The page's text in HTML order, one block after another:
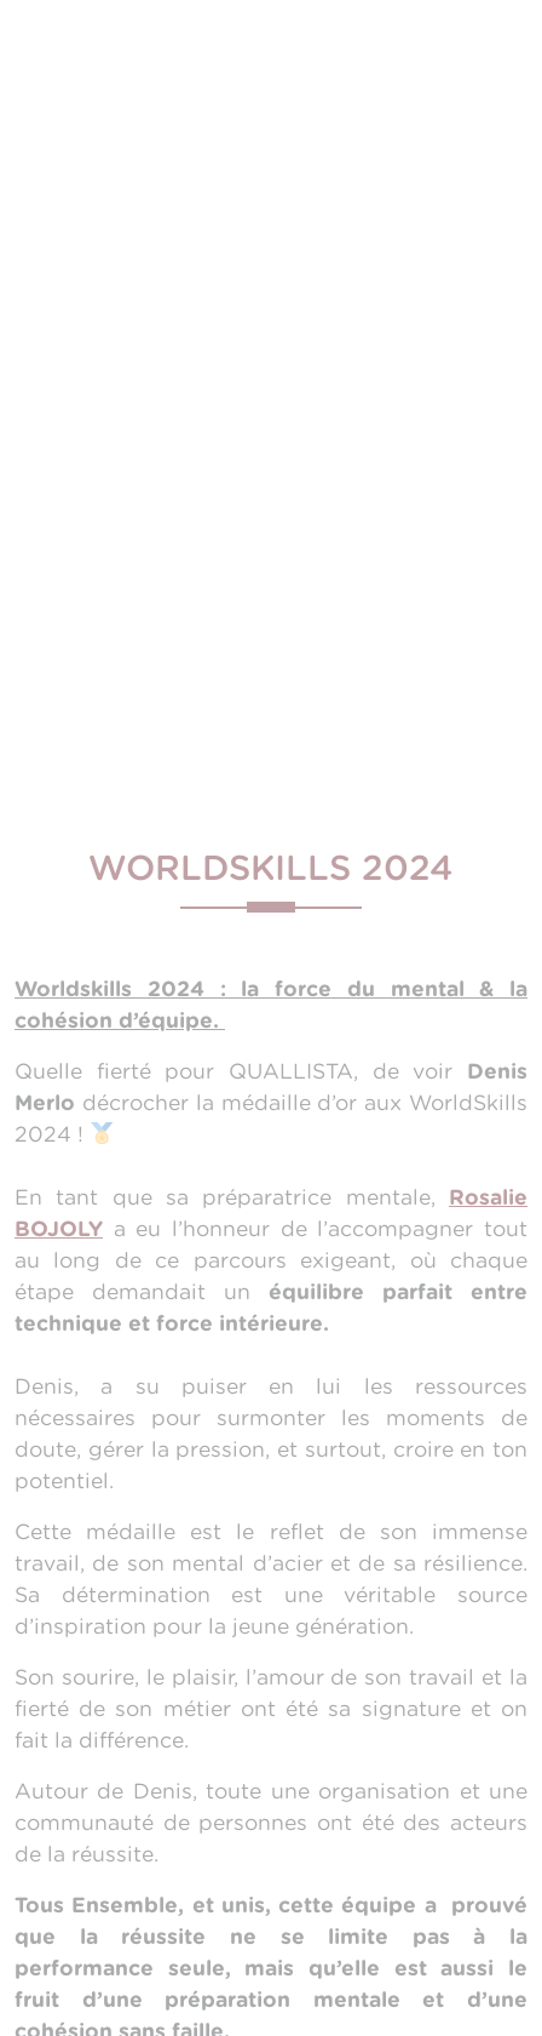
WORLDSKILLS 2024
Worldskills 2024 : la force du mental & la
cohésion d’équipe.
Quelle fierté pour QUALLISTA, de voir Denis
Merlo décrocher la médaille d’or aux WorldSkills
2024 !
En tant que sa préparatrice mentale, Rosalie
BOJOLY a eu l’honneur de l’accompagner tout
au long de ce parcours exigeant, où chaque
étape demandait un équilibre parfait entre
technique et force intérieure.
Denis, a su puiser en lui les ressources
nécessaires pour surmonter les moments de
doute, gérer la pression, et surtout, croire en ton
potentiel.
Cette médaille est le reflet de son immense
travail, de son mental d’acier et de sa résilience.
Sa détermination est une véritable source
d’inspiration pour la jeune génération.
Son sourire, le plaisir, l’amour de son travail et la
fierté de son métier ont été sa signature et on
fait la différence.
Autour de Denis, toute une organisation et une
communauté de personnes ont été des acteurs
de la réussite.
Tous Ensemble, et unis, cette équipe a prouvé
que la réussite ne se limite pas à la
performance seule, mais qu’elle est aussi le
fruit d’une préparation mentale et d’une
cohésion sans faille.